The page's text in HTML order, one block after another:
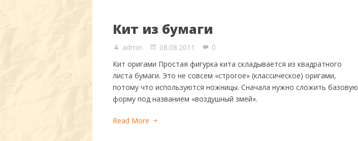
Кит из бумаги
admin 08.08.2011
0
Кит оригами Простая фигурка кита складывается из квадратного
листа бумаги. Это не совсем «строгое» (классическое) оригами,
потому что используются ножницы. Сначала нужно сложить базовую
форму под названием «воздушный змей».
Read More